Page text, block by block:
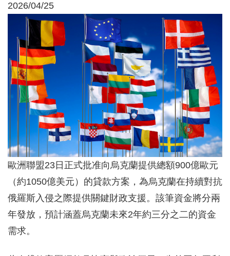
2026/04/25
歐洲聯盟23日正式批准向烏克蘭提供總額900億歐元
（約1050億美元）的貸款方案，為烏克蘭在持續對抗
俄羅斯入侵之際提供關鍵財政支援。該筆資金將分兩
年發放，預計涵蓋烏克蘭未來2年約三分之二的資金
需求。